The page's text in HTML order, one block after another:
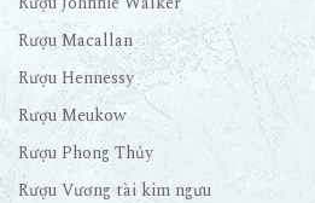
Rượu Macallan
Rượu Hennessy
Rượu Meukow
Rượu Phong Thủy
Rượu Vương tài kim ngưu